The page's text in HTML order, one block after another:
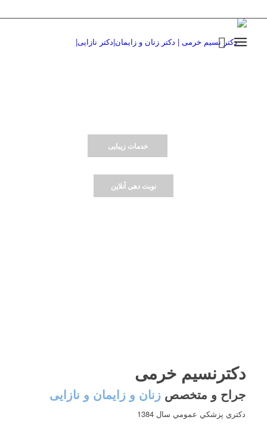
خدمات زیبایی
نوبت دهی آنلاین
دکترنسیم خرمی
جراح و متخصص زنان و زایمان و نازایی
دكتري پزشكي عمومي سال 1384